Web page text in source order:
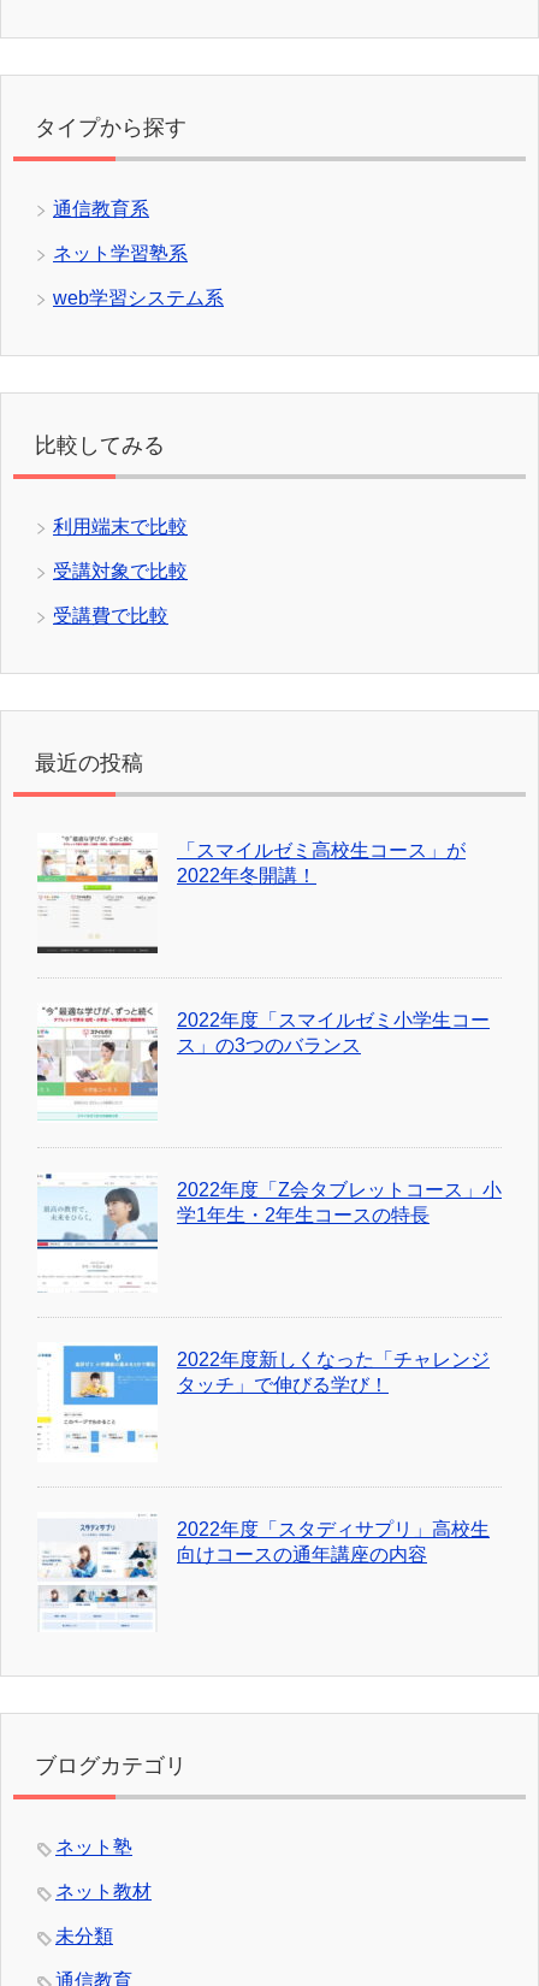
ネット学習塾系
web学習システム系
比較してみる
受講対象で比較
受講費で比較
最近の投稿
「スマイルゼミ高校生コース」が
2022年度「スマイルゼミ小学生コー
ス」の3つのバランス
2022年度「Z会タブレットコース」小
学1年生・2年生コースの特長
2022年度新しくなった「チャレンジ
タッチ」で伸びる学び！
2022年度「スタディサプリ」高校生
向けコースの通年講座の内容
ブログカテゴリ
ネット教材
未分類
通信教育